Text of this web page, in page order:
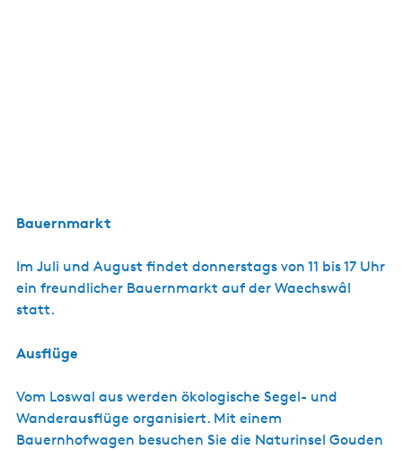
Bauernmarkt
Im Juli und August findet donnerstags von 11 bis 17 Uhr
ein freundlicher Bauernmarkt auf der Waechswâl
statt.
Ausflüge
Vom Loswal aus werden ökologische Segel- und
Wanderausflüge organisiert. Mit einem
Bauernhofwagen besuchen Sie die Naturinsel Gouden